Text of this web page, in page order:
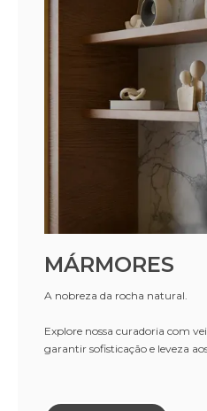
MÁRMORES
A nobreza da rocha natural.
Explore nossa curadoria com
garantir sofisticação e leveza